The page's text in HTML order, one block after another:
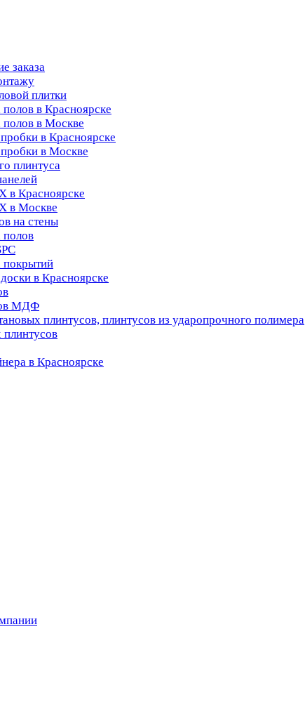
заказа
плитки
в Красноярске
в Москве
в Красноярске
в Москве
плинтуса
в Красноярске
в Москве
на стены
полов
покрытий
в Красноярске
МДФ
плинтусов, плинтусов из ударопрочного полимера
в Красноярске